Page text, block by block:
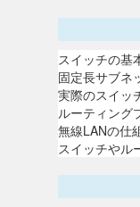
スイッチの基
固定長サブネ
実際のスイッ
ルーティング
無線LANの仕
スイッチやル